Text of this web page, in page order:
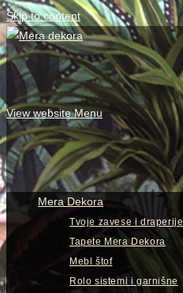
Skip to content
View website Menu
Mera Dekora
Tvoje zavese i draperije
Tapete Mera Dekora
Mebl štof
Rolo sistemi i garnišne